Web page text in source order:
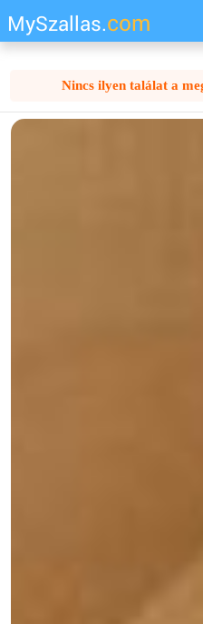
MySzallas.com
Nincs ilyen találat a